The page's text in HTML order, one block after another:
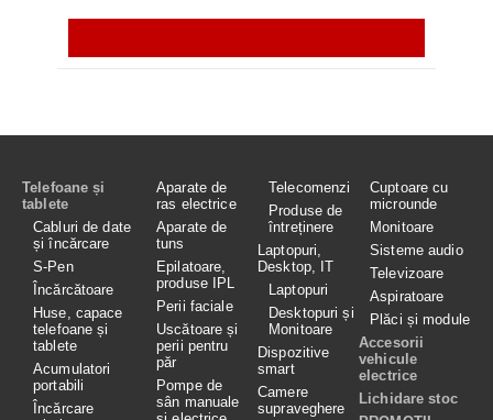
Telefoane și
tablete
Cabluri de date
și încărcare
S-Pen
Încărcătoare
Huse, capace
telefoane și
tablete
Acumulatori
portabili
Încărcare
Aparate de
ras electrice
Aparate de
tuns
Epilatoare,
produse IPL
Perii faciale
Uscătoare și
perii pentru
păr
Pompe de
sân manuale
Telecomenzi
Produse de
întreținere
Laptopuri,
Desktop, IT
Laptopuri
Desktopuri și
Monitoare
Dispozitive
smart
Camere
supraveghere
Cuptoare cu
microunde
Monitoare
Sisteme audio
Televizoare
Aspiratoare
Plăci și module
Accesorii
vehicule
electrice
Lichidare stoc